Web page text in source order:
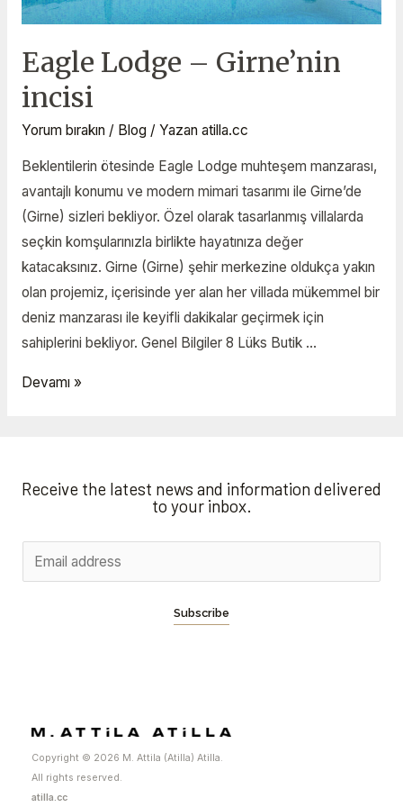
Eagle Lodge – Girne’nin
incisi
Yorum bırakın / Blog / Yazan atilla.cc
Beklentilerin ötesinde Eagle Lodge muhteşem manzarası,
avantajlı konumu ve modern mimari tasarımı ile Girne’de
(Girne) sizleri bekliyor. Özel olarak tasarlanmış villalarda
seçkin komşularınızla birlikte hayatınıza değer
katacaksınız. Girne (Girne) şehir merkezine oldukça yakın
olan projemiz, içerisinde yer alan her villada mükemmel bir
deniz manzarası ile keyifli dakikalar geçirmek için
sahiplerini bekliyor. Genel Bilgiler 8 Lüks Butik …
Devamı »
Receive the latest news and information delivered
to your inbox.
Subscribe
Copyright © 2026 M. Attila (Atilla) Atilla.
All rights reserved.
atilla.cc